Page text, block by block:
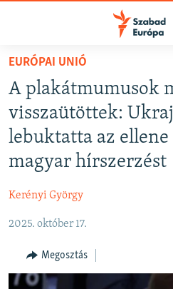
Akadálymentes
Ugrás
fő
oldalra
Ugrás
tartalomjegyzékre
keresésre
NAPIRENDEN
AKTUÁLIS
PODCASTOK
NER15
SZABADON
TÁRSADALOM
DEMOKRÁCIA
EURÓPAI UNIÓ
A plakátmumusok
visszaütöttek:
lebuktatta az
magyar hírszerzést
Kerényi György
2025. október 17.
Megosztás